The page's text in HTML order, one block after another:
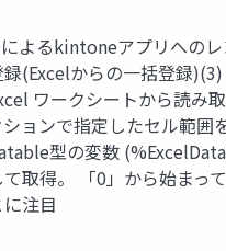
によるkintoneアプリへのレ
録(Excelからの一括登録)(3)
ワークシートから読み取
ョンで指定したセル範囲
型の変数
て取得。 「0」から始まっ
に注目